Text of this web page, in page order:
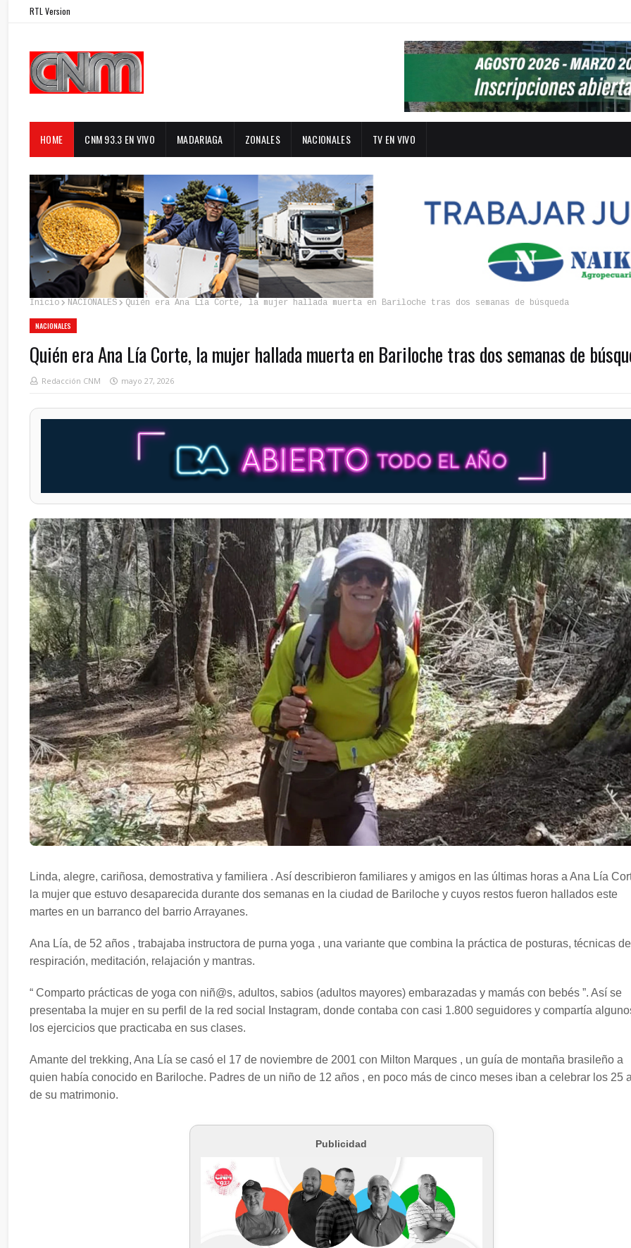
RTL Version
HOME CNM 93.3 EN VIVO MADARIAGA ZONALES NACIONALES TV EN VIVO
Inicio NACIONALES Quién era Ana Lía Corte, la mujer hallada muerta en Bariloche tras dos semanas de búsqueda
NACIONALES
Quién era Ana Lía Corte, la mujer hallada muerta en Bariloche tras dos semanas de
Redacción CNM mayo 27, 2026
Linda, alegre, cariñosa, demostrativa y familiera . Así describieron familiares y amigos en las últimas horas a Ana Lía
la mujer que estuvo desaparecida durante dos semanas en la ciudad de Bariloche y cuyos restos fueron hallados este
martes en un barranco del barrio Arrayanes.
Ana Lía, de 52 años , trabajaba instructora de purna yoga , una variante que combina la práctica de posturas, técnicas de
respiración, meditación, relajación y mantras.
“ Comparto prácticas de yoga con niñ@s, adultos, sabios (adultos mayores) embarazadas y mamás con bebés ”. Así se
presentaba la mujer en su perfil de la red social Instagram, donde contaba con casi 1.800 seguidores y compartía
los ejercicios que practicaba en sus clases.
Amante del trekking, Ana Lía se casó el 17 de noviembre de 2001 con Milton Marques , un guía de montaña brasileño a
quien había conocido en Bariloche. Padres de un niño de 12 años , en poco más de cinco meses iban a celebrar los 25
de su matrimonio.
Publicidad